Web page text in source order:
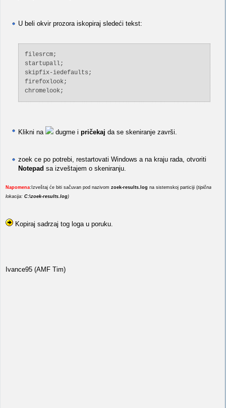
U beli okvir prozora iskopiraj sledeći tekst:
filesrcm;
startupall;
skipfix-iedefaults;
firefoxlook;
chromelook;
Klikni na dugme i pričekaj da se skeniranje završi.
zoek ce po potrebi, restartovati Windows a na kraju rada, otvoriti
Notepad sa izveštajem o skeniranju.
Napomena:Izveštaj će biti sačuvan pod nazivom zoek-results.log na sistemskoj particiji (tipična
lokacija: C:\zoek-results.log)
Kopiraj sadrzaj tog loga u poruku.
Ivance95 (AMF Tim)